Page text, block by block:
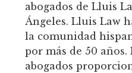
abogados de Lluis
Ángeles. Lluis Law
la comunidad
por más de 50
abogados